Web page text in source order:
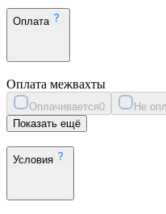
Оплата
Оплата межвахты
Оплачивается0 Не
Показать ещё
Условия